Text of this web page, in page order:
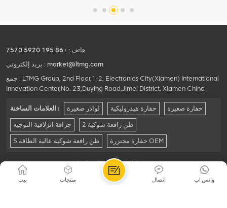
هاتف : +86 195 5920 7570
بريد إلكتروني : market@ltmg.com
جمع : LTMG Group, 2nd Floor,1-2, Electronics City(Xiamen) International
Innovation Center,No. 23,Duying Road,Jimei District, Xiamen China
العلامات الساخنة : لوادر صغيرة حفارة هيدروليكية حفارة صغيرة
جرافة انزلاقية التوجيه 2 طن رافعة شوكية
5 طن رافعة شوكية عالية الطاقة حفارة مجنزرة OEM
© Xiamen LTMG Co., Ltd. كل الحقوق محفوظة .
| بيت منتجات واتس اب اتصال